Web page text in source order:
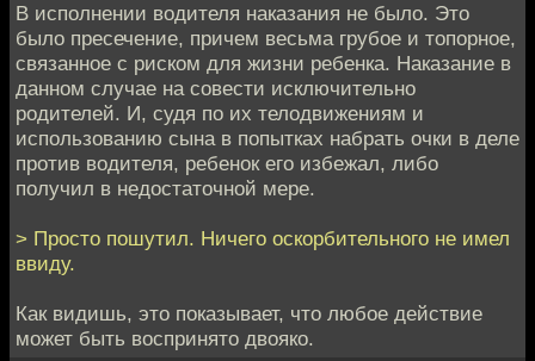
В исполнении водителя наказания не было. Это
было пресечение, причем весьма грубое и топорное,
связанное с риском для жизни ребенка. Наказание в
данном случае на совести исключительно
родителей. И, судя по их телодвижениям и
использованию сына в попытках набрать очки в деле
против водителя, ребенок его избежал, либо
получил в недостаточной мере.
> Просто пошутил. Ничего оскорбительного не имел
ввиду.
Как видишь, это показывает, что любое действие
может быть воспринято двояко.